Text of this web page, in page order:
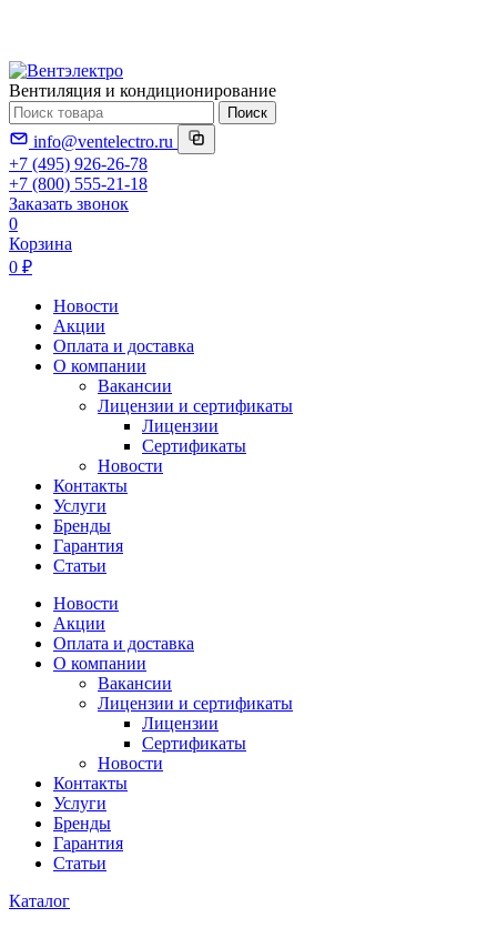
Вентиляция и кондиционирование
Поиск
info@ventelectro.ru
+7 (495) 926-26-78
+7 (800) 555-21-18
Заказать звонок
0
Корзина
0 ₽
Новости
Акции
Оплата и доставка
О компании
Вакансии
Лицензии и сертификаты
Лицензии
Сертификаты
Новости
Контакты
Услуги
Бренды
Гарантия
Статьи
Новости
Акции
Оплата и доставка
О компании
Вакансии
Лицензии и сертификаты
Лицензии
Сертификаты
Новости
Контакты
Услуги
Бренды
Гарантия
Статьи
Каталог